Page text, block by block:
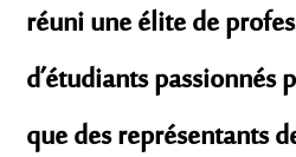
réuni une élite de
d’étudiants passionnés
que des représentants